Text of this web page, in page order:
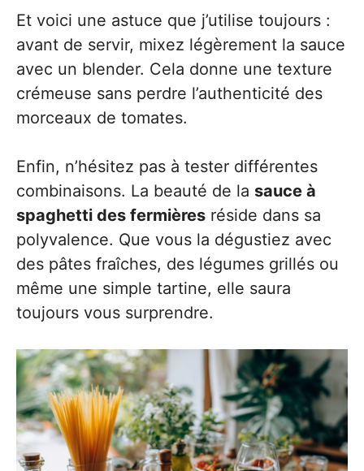
Et voici une astuce que j’utilise toujours :
avant de servir, mixez légèrement la sauce
avec un blender. Cela donne une texture
crémeuse sans perdre l’authenticité des
morceaux de tomates.
Enfin, n’hésitez pas à tester différentes
combinaisons. La beauté de la sauce à
spaghetti des fermières réside dans sa
polyvalence. Que vous la dégustiez avec
des pâtes fraîches, des légumes grillés ou
même une simple tartine, elle saura
toujours vous surprendre.